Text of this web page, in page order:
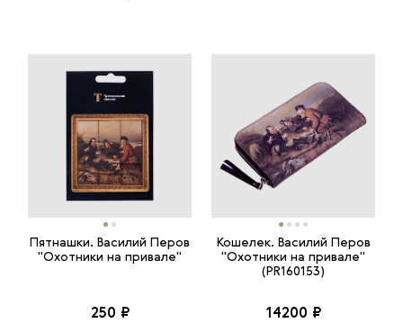
Пятнашки. Василий Перов
"Охотники на привале"
250 ₽
Кошелек. Василий Перов
"Охотники на привале"
(PR160153)
14200 ₽